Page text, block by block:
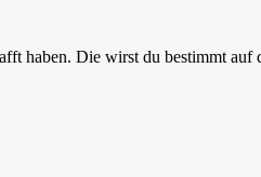
haben. Die wirst du bestimmt auf